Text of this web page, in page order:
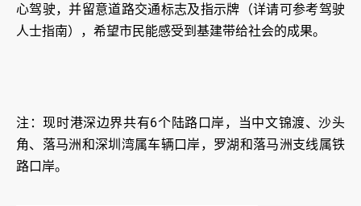
心驾驶，并留意道路交通标志及指示牌（详请可参考驾驶
人士指南），希望市民能感受到基建带给社会的成果。
注：现时港深边界共有6个陆路口岸，当中文锦渡、沙头
角、落马洲和深圳湾属车辆口岸，罗湖和落马洲支线属铁
路口岸。